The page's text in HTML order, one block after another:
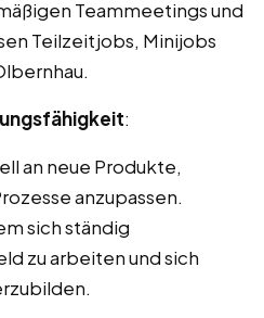
Teammeetings und
Teilzeitjobs, Minijobs
:
an neue Produkte,
anzupassen.
sich ständig
zu arbeiten und sich